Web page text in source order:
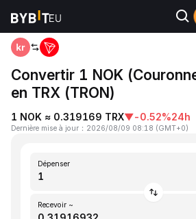
Accueil NOK to TRX
Convertir 1 NOK
en TRX (TRON)
1 NOK ≈ 0.319169 TRX▼-0.52%24h
Dernière mise à jour ： 2026/08/09 08:18 (GMT+0)
Dépenser
Recevoir ~